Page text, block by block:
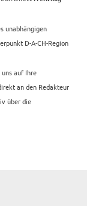
unabhängigen
D-A-CH-Region
auf Ihre
an den Redakteur
über die